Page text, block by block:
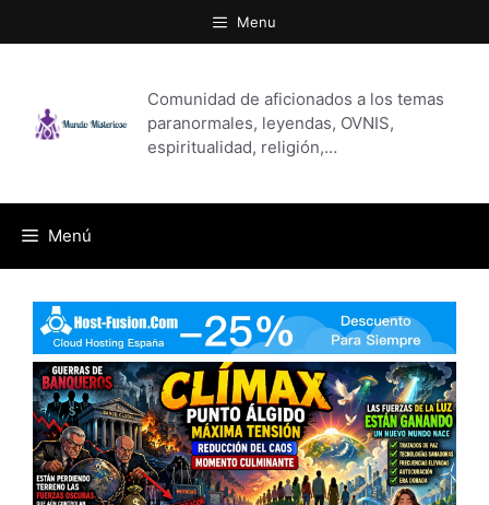
al
Menu
Comunidad de aficionados a los temas
paranormales, leyendas, OVNIS,
espiritualidad, religión,…
Menú